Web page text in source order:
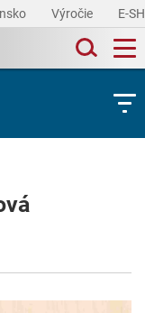
Výročie E-